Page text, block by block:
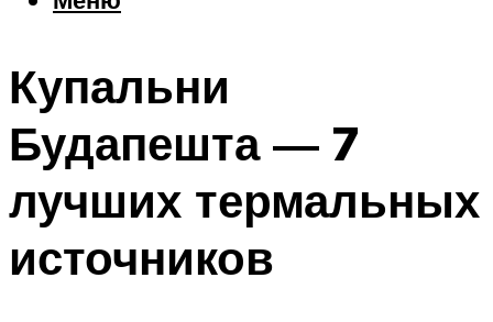
Шоппинг
Меню
Купальни
Будапешта — 7
лучших термальных
источников